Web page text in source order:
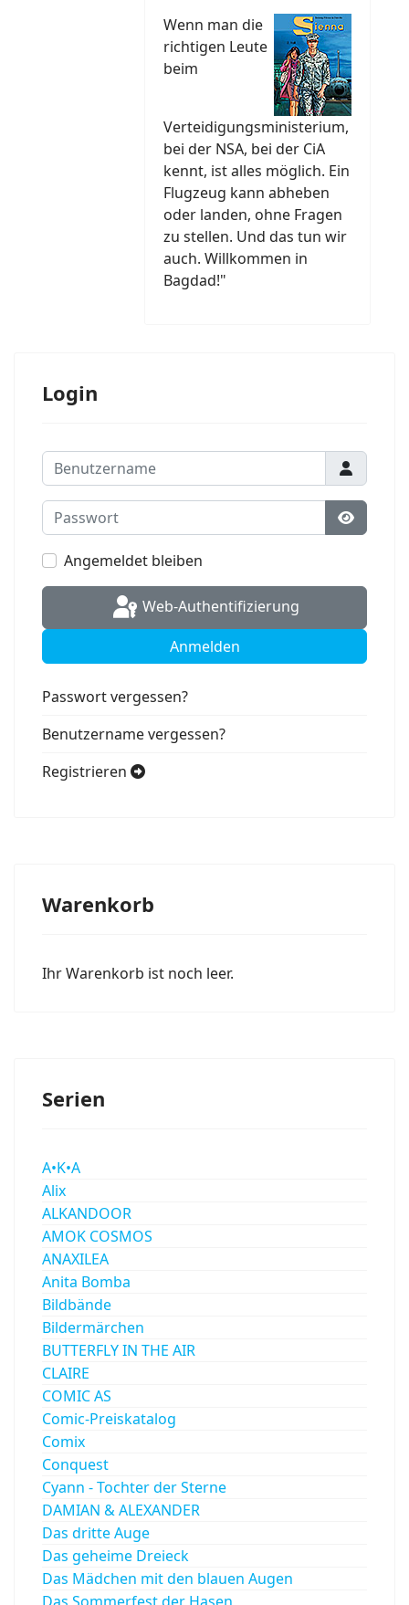
Wenn man die
richtigen Leute
beim
Verteidigungsministerium,
bei der NSA, bei der CiA
kennt, ist alles möglich. Ein
Flugzeug kann abheben
oder landen, ohne Fragen
zu stellen. Und das tun wir
auch. Willkommen in
Bagdad!"
Login
Benutzername
Passwort
Angemeldet bleiben
Web-Authentifizierung
Anmelden
Passwort vergessen?
Benutzername vergessen?
Registrieren
Warenkorb
Ihr Warenkorb ist noch leer.
Serien
A•K•A
Alix
ALKANDOOR
AMOK COSMOS
ANAXILEA
Anita Bomba
Bildbände
Bildermärchen
BUTTERFLY IN THE AIR
CLAIRE
COMIC AS
Comic-Preiskatalog
Comix
Conquest
Cyann - Tochter der Sterne
DAMIAN & ALEXANDER
Das dritte Auge
Das geheime Dreieck
Das Mädchen mit den blauen Augen